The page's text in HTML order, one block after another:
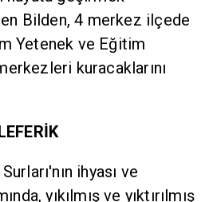
Bilden, 4 merkez ilçede
Yetenek ve Eğitim
kuracaklarını
ihyası ve
yıkılmış ve yıktırılmış